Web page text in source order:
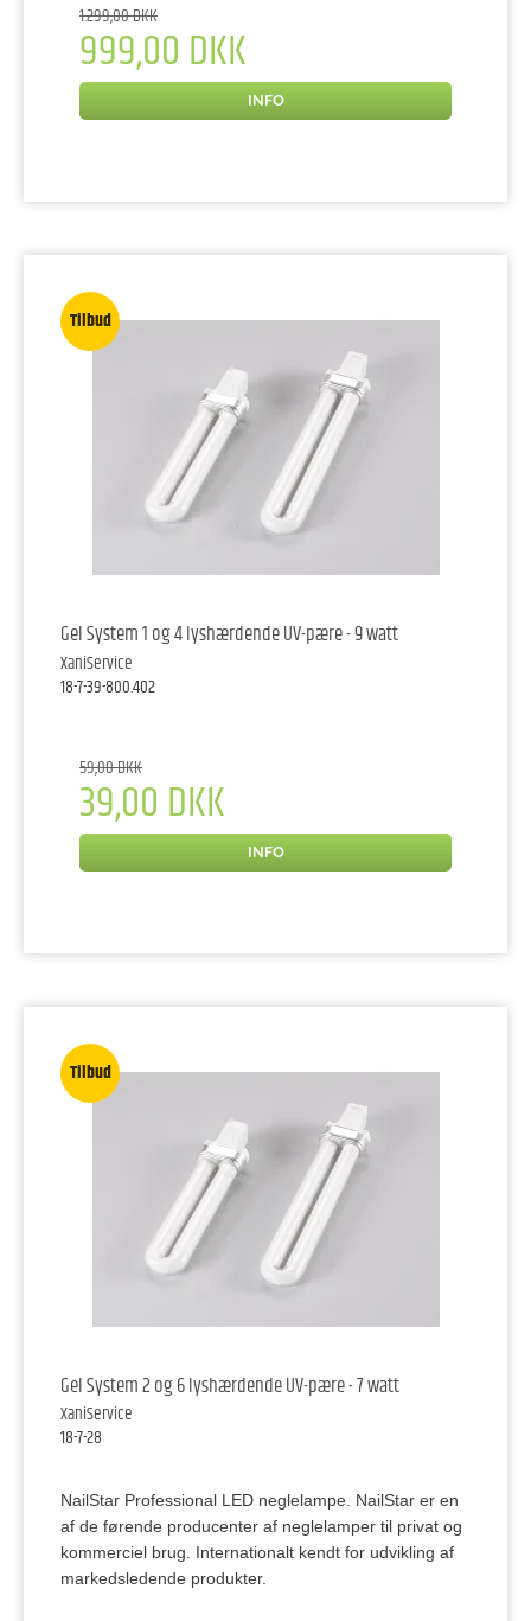
1.299,00 DKK
999,00 DKK
INFO
Tilbud
Gel System 1 og 4 lyshærdende UV-pære - 9 watt
XaniService
18-7-39-800.402
59,00 DKK
39,00 DKK
INFO
Tilbud
Gel System 2 og 6 lyshærdende UV-pære - 7 watt
XaniService
18-7-28
NailStar Professional LED neglelampe. NailStar er en
af de førende producenter af neglelamper til privat og
kommerciel brug. Internationalt kendt for udvikling af
markedsledende produkter.